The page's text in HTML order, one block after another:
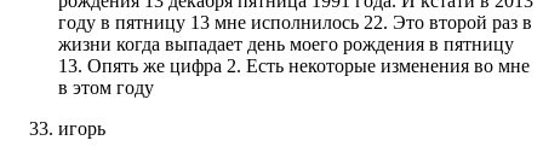
году в пятницу 13 мне исполнилось 22. Это второй раз в
жизни когда выпадает день моего рождения в пятницу
13. Опять же цифра 2. Есть некоторые изменения во мне
в этом году
игорь